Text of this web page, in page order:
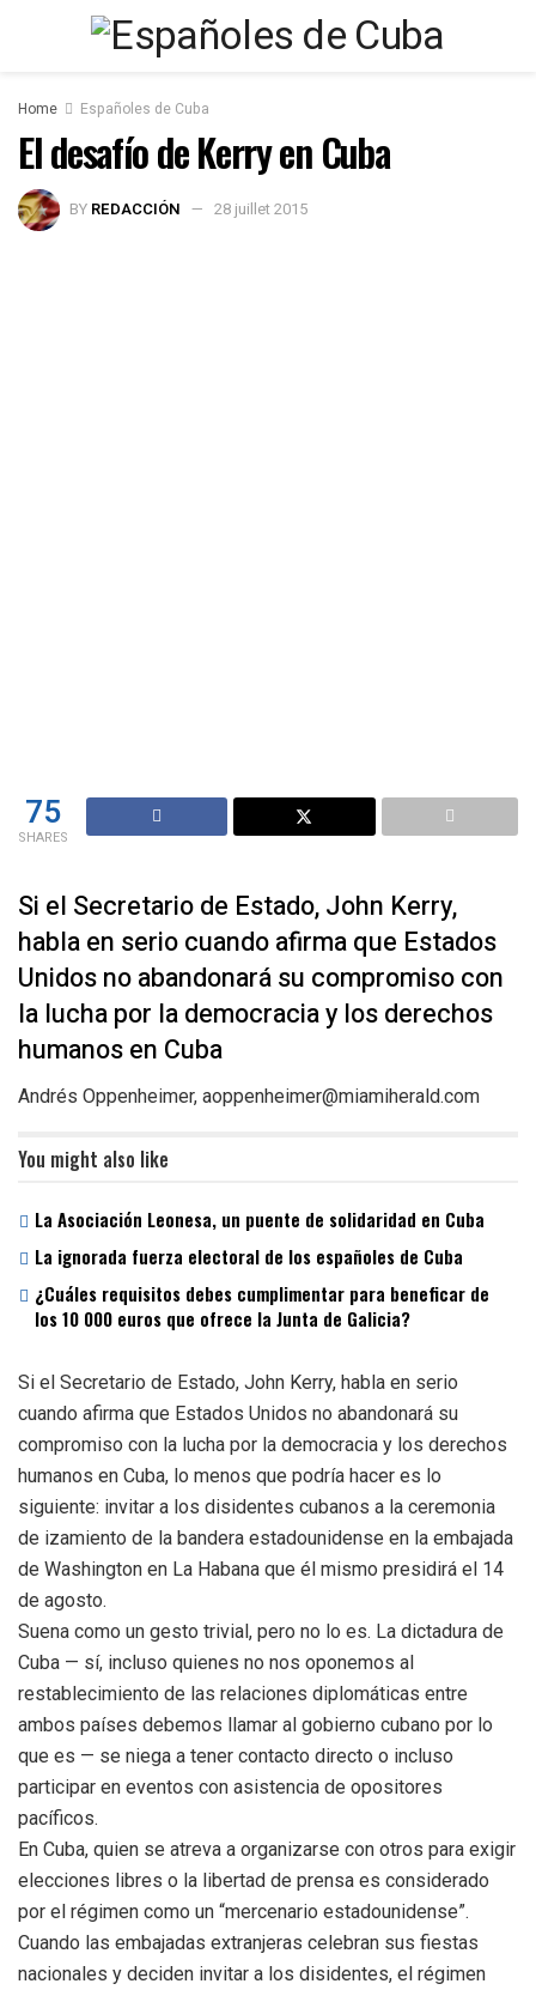
Home Españoles de Cuba
El desafío de Kerry en Cuba
BY REDACCIÓN 28 juillet 2015
75
SHARES
Si el Secretario de Estado, John Kerry,
habla en serio cuando afirma que Estados
Unidos no abandonará su compromiso con
la lucha por la democracia y los derechos
humanos en Cuba
Andrés Oppenheimer, aoppenheimer@miamiherald.com
You might also like
La Asociación Leonesa, un puente de solidaridad en Cuba
La ignorada fuerza electoral de los españoles de Cuba
¿Cuáles requisitos debes cumplimentar para beneficar de
los 10 000 euros que ofrece la Junta de Galicia?
Si el Secretario de Estado, John Kerry, habla en serio
cuando afirma que Estados Unidos no abandonará su
compromiso con la lucha por la democracia y los derechos
humanos en Cuba, lo menos que podría hacer es lo
siguiente: invitar a los disidentes cubanos a la ceremonia
de izamiento de la bandera estadounidense en la embajada
de Washington en La Habana que él mismo presidirá el 14
de agosto.
Suena como un gesto trivial, pero no lo es. La dictadura de
Cuba — sí, incluso quienes no nos oponemos al
restablecimiento de las relaciones diplomáticas entre
ambos países debemos llamar al gobierno cubano por lo
que es — se niega a tener contacto directo o incluso
participar en eventos con asistencia de opositores
pacíficos.
En Cuba, quien se atreva a organizarse con otros para exigir
elecciones libres o la libertad de prensa es considerado
por el régimen como un “mercenario estadounidense”.
Cuando las embajadas extranjeras celebran sus fiestas
nacionales y deciden invitar a los disidentes, el régimen